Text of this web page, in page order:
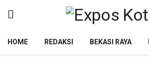
HOME REDAKSI BEKASI RAYA